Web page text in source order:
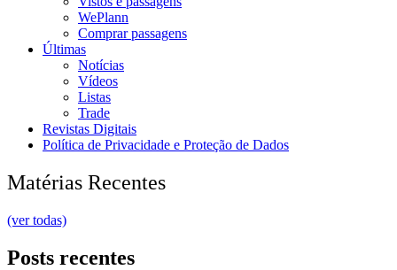
WePlann
Comprar passagens
Últimas
Notícias
Vídeos
Listas
Trade
Revistas Digitais
Política de Privacidade e Proteção de Dados
Matérias Recentes
(ver todas)
Posts recentes